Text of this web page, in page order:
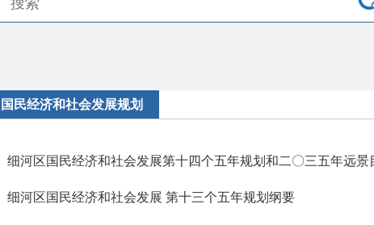
国民经济和社会发展规划
细河区国民经济和社会发展第十四个五年规划和二〇三五年远景
细河区国民经济和社会发展 第十三个五年规划纲要